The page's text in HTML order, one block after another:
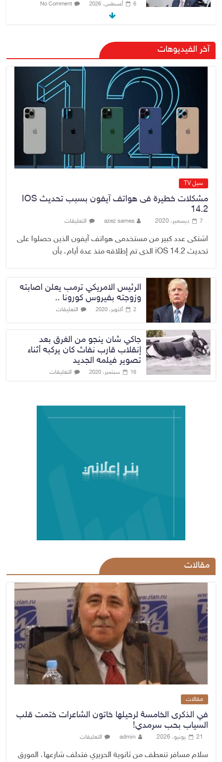
6 أغسطس، 2026 No Comment
هيئة الإعلام والاتصالات تعتمد شركة
Apple منصة رقمية موثوقة لدعم
الاقتصاد الرقمي
No Comment
رئيس هيئة النزاهة: لا مظلة تحمي
الفاسدين والمال العام أمانة
No Comment
آخر الفيديوهات
سيل TV
مشكلات خطيرة فى هواتف آيفون بسبب تحديث IOS
14.2
7 ديسمبر، 2020 azez samea التعليقات
اشتكى عدد كبير من مستخدمى هواتف آيفون الذين حصلوا على
تحديث iOS 14.2 الذى تم إطلاقه منذ عدة أيام، بأن
الرئيس الامريكي ترمب يعلن اصابته
وزوجته بفيروس كورونا ..
2 أكتوبر، 2020 التعليقات
جاكي شان ينجو من الغرق بعد
إنقلاب قارب نفاث كان يركبه أثناء
تصوير فيلمه الجديد
16 سبتمبر، 2020 التعليقات
مقالات
مقالات
في الذكرى الخامسة لرحيلها خاتون الشاعرات ختمت قلب
السياب بحب سرمدي!
21 يونيو، 2026 admin التعليقات
سلام مسافر تنعطف من ثانوية الحريري فتدلف شارعها، المورق